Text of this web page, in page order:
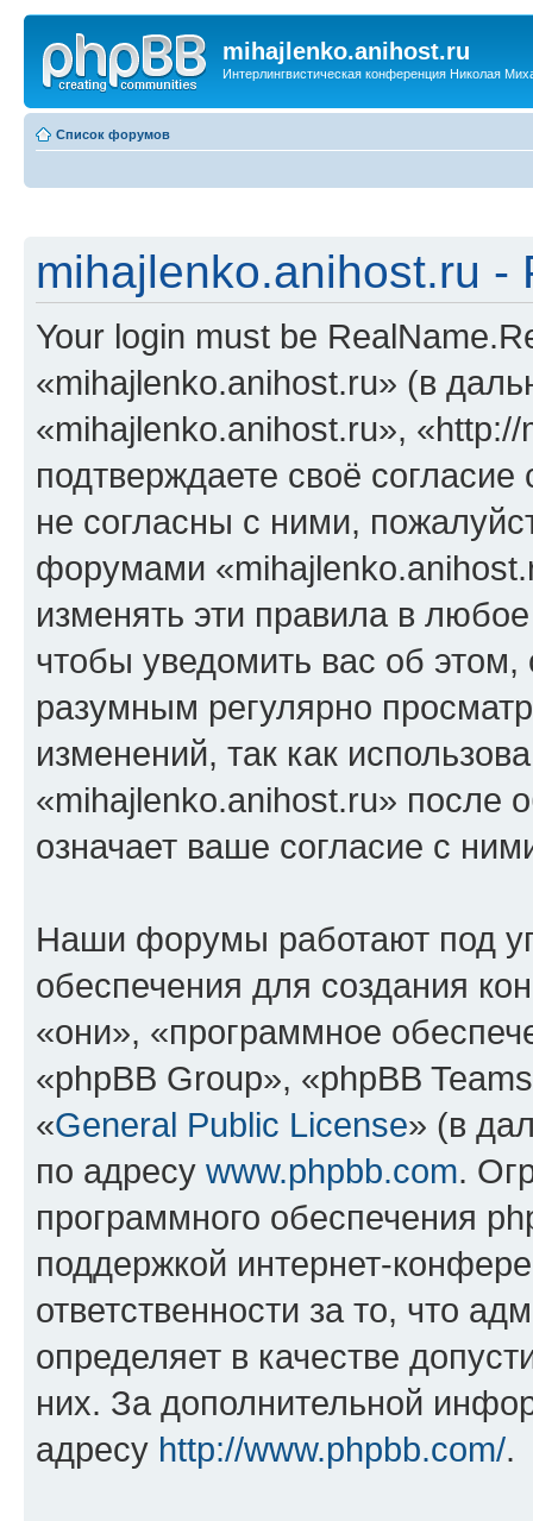
mihajlenko.anihost.ru
Интерлингвистическая конференция Николая
Список форумов
mihajlenko.anihost.ru -
Your login must be
«mihajlenko.anihost.ru» (в
«mihajlenko.anihost.ru»,
подтверждаете своё
не согласны с ними,
форумами
изменять эти правила в
чтобы уведомить вас об
разумным регулярно
изменений, так как
«mihajlenko.anihost.ru» после
означает ваше согласие с
Наши форумы работают под
обеспечения для создания
«они», «программное
«phpBB Group», «phpBB
«General Public License» (в
по адресу www.phpbb.com.
программного обеспечения
поддержкой интернет-
ответственности за то, что
определяет в качестве
них. За дополнительной
адресу http://www.phpbb.com/.